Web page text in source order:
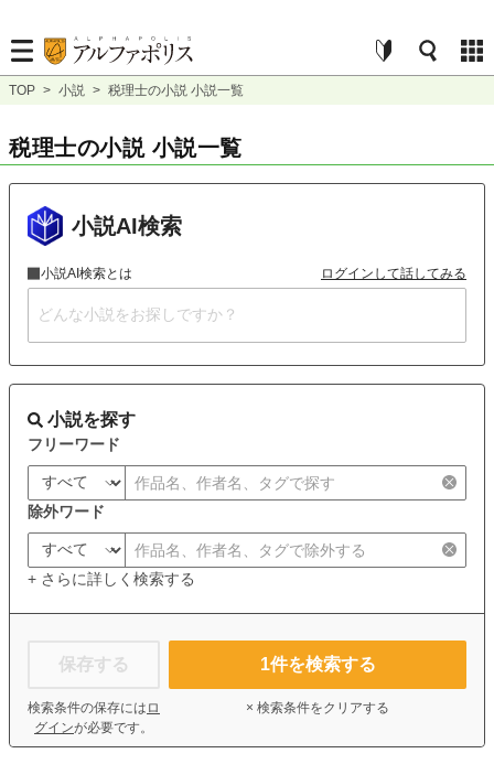
TOP > 小説 > 税理士の小説 小説一覧
税理士の小説 小説一覧
小説AI検索
小説AI検索とは ログインして話してみる
小説を探す
フリーワード
除外ワード
+ さらに詳しく検索する
保存する
検索条件の保存には ロ
グインが必要です。
1件を検索する
× 検索条件をクリアする